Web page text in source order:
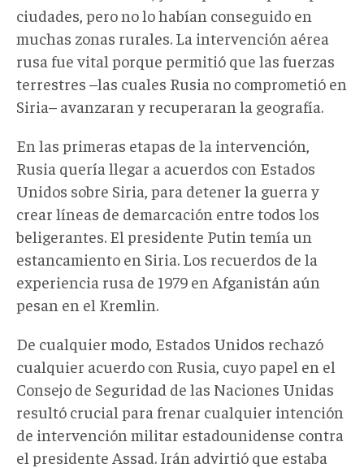
ciudades, pero no lo habían conseguido en
muchas zonas rurales. La intervención aérea
rusa fue vital porque permitió que las fuerzas
terrestres –las cuales Rusia no comprometió en
Siria– avanzaran y recuperaran la geografía.
En las primeras etapas de la intervención,
Rusia quería llegar a acuerdos con Estados
Unidos sobre Siria, para detener la guerra y
crear líneas de demarcación entre todos los
beligerantes. El presidente Putin temía un
estancamiento en Siria. Los recuerdos de la
experiencia rusa de 1979 en Afganistán aún
pesan en el Kremlin.
De cualquier modo, Estados Unidos rechazó
cualquier acuerdo con Rusia, cuyo papel en el
Consejo de Seguridad de las Naciones Unidas
resultó crucial para frenar cualquier intención
de intervención militar estadounidense contra
el presidente Assad. Irán advirtió que estaba